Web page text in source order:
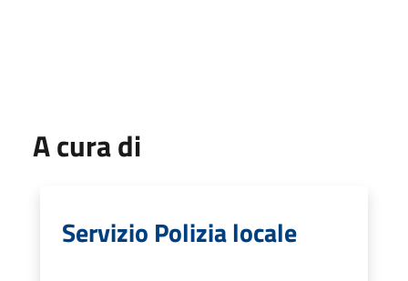
A cura di
Servizio Polizia locale